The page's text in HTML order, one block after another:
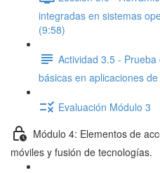
integradas en sistemas
(9:58)
Actividad 3.5 -
básicas en aplicaciones
Evaluación Módulo 3
Módulo 4: Elementos de
móviles y fusión de tecnologías.